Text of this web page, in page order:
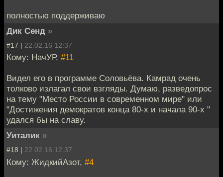
полностью поддерживаю
Дик Сенд »
#17 | 22.02.16 12:37
Кому: НачУР, #11
Видел его в программе Соловьёва. Камрад очень
толково излагал свои взгляды. Думаю, разведопрос
на тему "Место России в современном мире" или
"Достижения демократов конца 80-х и начала 90-х "
удался бы на славу.
Уиталик »
#18 | 22.02.16 12:37
Кому: ЖидкийАзот, #4